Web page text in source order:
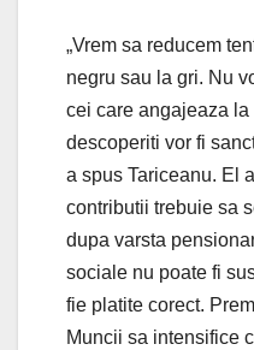
„Vrem sa reducem
negru sau la gri. Nu
cei care angajeaza la
descoperiti vor fi
a spus Tariceanu. El
contributii trebuie sa
dupa varsta
sociale nu poate fi
fie platite corect.
Muncii sa intensifice